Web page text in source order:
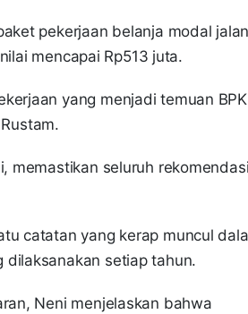
pekerjaan belanja modal
mencapai Rp513 juta.
yang menjadi temuan BPK
memastikan seluruh
catatan yang kerap muncul
dilaksanakan setiap tahun.
Neni menjelaskan bahwa